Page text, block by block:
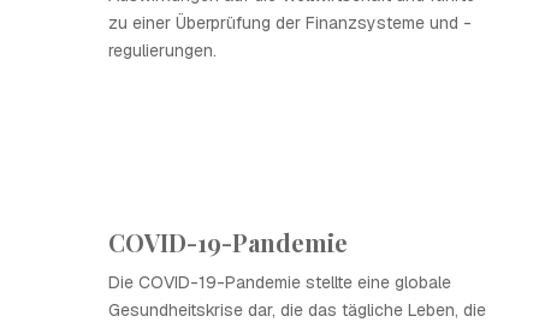
zu einer Überprüfung der Finanzsysteme und -
regulierungen.
COVID-19-Pandemie
Die COVID-19-Pandemie stellte eine globale
Gesundheitskrise dar, die das tägliche Leben, die